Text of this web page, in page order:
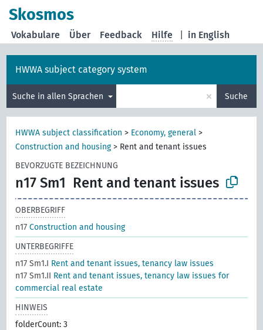
Skosmos
in English
Vokabulare Über Feedback Hilfe
HWWA subject category system
Suche in allen Sprachen × Suche
HWWA subject classification > Economy, general >
Construction and housing> Rent and tenant issues
BEVORZUGTE BEZEICHNUNG
n17 Sm1 Rent and tenant issues
OBERBEGRIFF
n17Construction and housing
UNTERBEGRIFFE
n17 Sm1.I Rent and tenant issues, tenancy law issues
n17 Sm1.II Rent and tenant issues, tenancy law issues for
commercial real estate
HINWEIS
folderCount: 3